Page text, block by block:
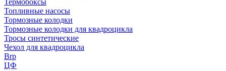
Термобоксы
Топливные насосы
Тормозные колодки
Тормозные колодки для квадроцикла
Тросы синтетические
Чехол для квадроцикла
Brp
ЦФ